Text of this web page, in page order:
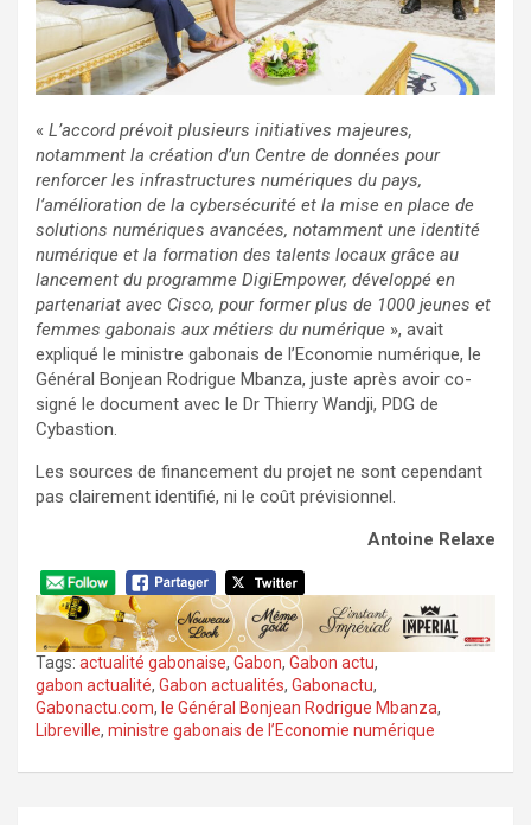
« L’accord prévoit plusieurs initiatives majeures,
notamment la création d’un Centre de données pour
renforcer les infrastructures numériques du pays,
l’amélioration de la cybersécurité et la mise en place de
solutions numériques avancées, notamment une identité
numérique et la formation des talents locaux grâce au
lancement du programme DigiEmpower, développé en
partenariat avec Cisco, pour former plus de 1000 jeunes et
femmes gabonais aux métiers du numérique », avait
expliqué le ministre gabonais de l’Economie numérique, le
Général Bonjean Rodrigue Mbanza, juste après avoir co-
signé le document avec le Dr Thierry Wandji, PDG de
Cybastion.
Les sources de financement du projet ne sont cependant
pas clairement identifié, ni le coût prévisionnel.
Antoine Relaxe
Tags: actualité gabonaise, Gabon, Gabon actu,
gabon actualité, Gabon actualités, Gabonactu,
Gabonactu.com, le Général Bonjean Rodrigue Mbanza,
Libreville, ministre gabonais de l’Economie numérique